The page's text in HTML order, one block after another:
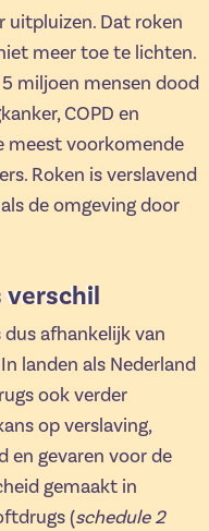
uitpluizen. Dat roken
meer toe te lichten.
5 miljoen mensen dood
COPD en
meest voorkomende
Roken is verslavend
de omgeving door
verschil
afhankelijk van
landen als Nederland
ook verder
op verslaving,
en gevaren voor de
gemaakt in
(schedule 2